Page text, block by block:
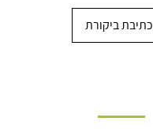
כתיבת ביקורת